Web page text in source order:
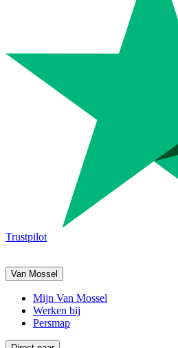
Trustpilot
Van Mossel
Mijn Van Mossel
Werken bij
Persmap